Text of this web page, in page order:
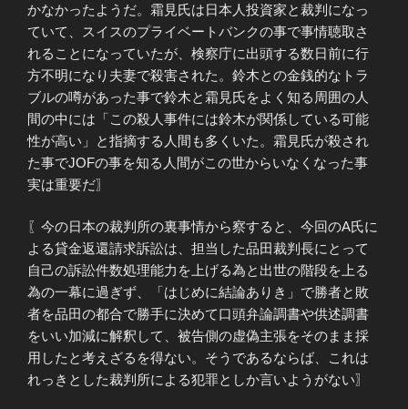
かなかったようだ。霜見氏は日本人投資家と裁判になっ
ていて、スイスのプライベートバンクの事で事情聴取さ
れることになっていたが、検察庁に出頭する数日前に行
方不明になり夫妻で殺害された。鈴木との金銭的なトラ
ブルの噂があった事で鈴木と霜見氏をよく知る周囲の人
間の中には「この殺人事件には鈴木が関係している可能
性が高い」と指摘する人間も多くいた。霜見氏が殺され
た事でJOFの事を知る人間がこの世からいなくなった事
実は重要だ〗
〖今の日本の裁判所の裏事情から察すると、今回のA氏に
よる貸金返還請求訴訟は、担当した品田裁判長にとって
自己の訴訟件数処理能力を上げる為と出世の階段を上る
為の一幕に過ぎず、「はじめに結論ありき」で勝者と敗
者を品田の都合で勝手に決めて口頭弁論調書や供述調書
をいい加減に解釈して、被告側の虚偽主張をそのまま採
用したと考えざるを得ない。そうであるならば、これは
れっきとした裁判所による犯罪としか言いようがない〗